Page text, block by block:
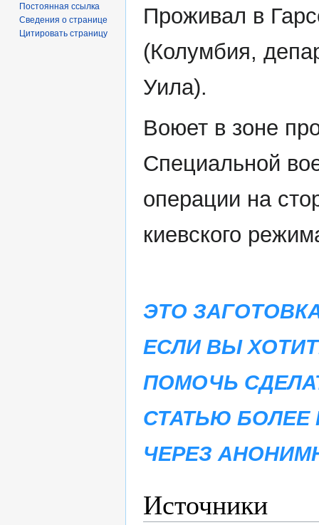
Проживал в
(Колумбия,
Уила).
Воюет в зоне
Специальной
операции на
киевского
ЭТО
ЕСЛИ ВЫ
ПОМОЧЬ
СТАТЬЮ
ЧЕРЕЗ
Источники
Постоянная ссылка
Сведения о странице
Цитировать страницу